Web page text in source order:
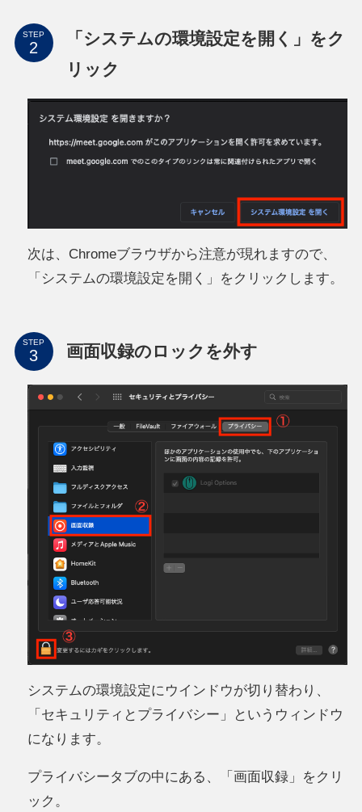
STEP
「システムの環境設定を開く」をク
リック
次は、Chromeブラウザから注意が現れますので、
「システムの環境設定を開く」をクリックします。
STEP 画面収録のロックを外す
システムの環境設定にウインドウが切り替わり、
「セキュリティとプライバシー」というウィンドウ
になります。
プライバシータブの中にある、「画面収録」をクリ
ック。